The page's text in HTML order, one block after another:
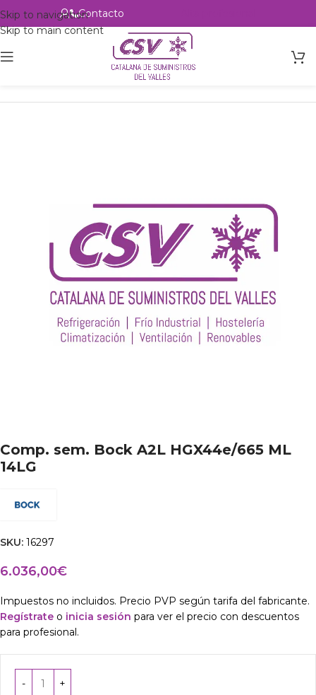
Skip to navigation
Skip to main content
Contacto
csvalles
Comp. sem. Bock A2L HGX44e/665 ML
14LG
SKU: 16297
6.036,00€
Impuestos no incluidos. Precio PVP según tarifa del fabricante.
Regístrate o inicia sesión para ver el precio con descuentos
para profesional.